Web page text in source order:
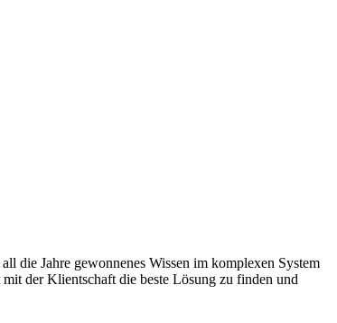
die Jahre gewonnenes Wissen im komplexen System
der Klientschaft die beste Lösung zu finden und